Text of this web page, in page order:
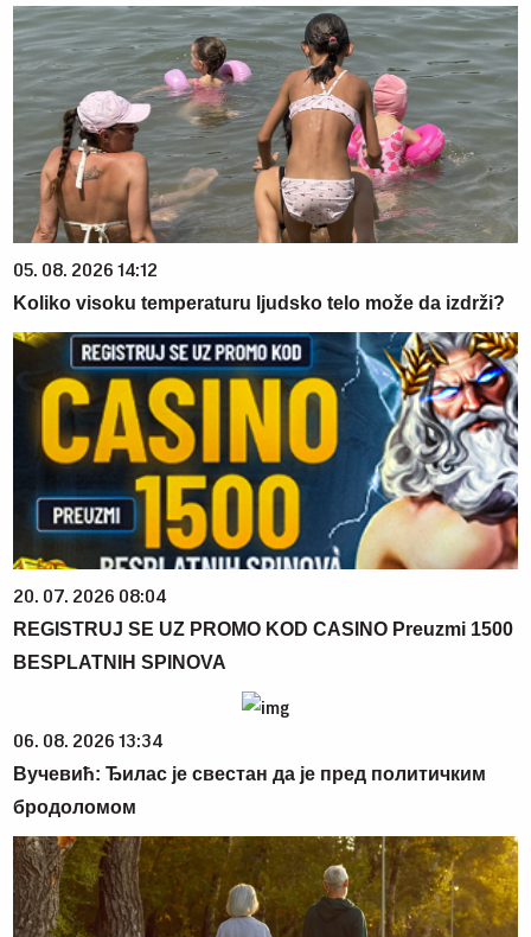
05. 08. 2026 14:12
Koliko visoku temperaturu ljudsko telo može da izdrži?
20. 07. 2026 08:04
REGISTRUJ SE UZ PROMO KOD CASINO Preuzmi 1500
BESPLATNIH SPINOVA
06. 08. 2026 13:34
Вучевић: Ђилас је свестан да је пред политичким
бродоломом